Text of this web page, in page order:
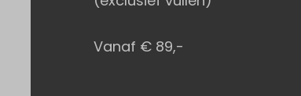
Vanaf € 89,-